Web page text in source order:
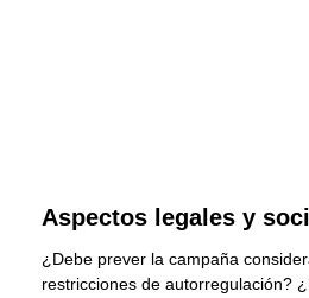
Aspectos legales y
¿Debe prever la campaña
restricciones de autorregulación?